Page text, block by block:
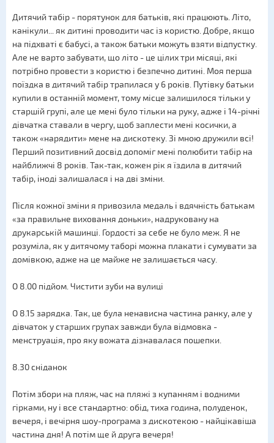
Дитячий табір - порятунок для батьків, які працюють. Літо,
канікули... як дитині проводити час із користю. Добре, якщо
на підхваті є бабусі, а також батьки можуть взяти відпустку.
Але не варто забувати, що літо - це цілих три місяці, які
потрібно провести з користю і безпечно дитині. Моя перша
поїздка в дитячий табір трапилася у 6 років. Путівку батьки
купили в останній момент, тому місце залишилося тільки у
старшій групі, але це мені було тільки на руку, адже і 14-річні
дівчатка ставали в чергу, щоб заплести мені косички, а
також «нарядити» мене на дискотеку. Зі мною дружили всі!
Перший позитивний досвід допоміг мені полюбити табір на
найближчі 8 років. Так-так, кожен рік я їздила в дитячий
табір, іноді залишалася і на дві зміни.
Після кожної зміни я привозила медаль і вдячність батькам
«за правильне виховання доньки», надруковану на
друкарській машинці. Гордості за себе не було меж. Я не
розуміла, як у дитячому таборі можна плакати і сумувати за
домівкою, адже на це майже не залишається часу.
О 8.00 підйом. Чистити зуби на вулиці
О 8.15 зарядка. Так, це була ненависна частина ранку, але у
дівчаток у старших групах завжди була відмовка -
менструація, про яку вожата дізнавалася пошепки.
8.30 сніданок
Потім збори на пляж, час на пляжі з купанням і водними
гірками, ну і все стандартно: обід, тиха година, полуденок,
вечеря, і вечірня шоу-програма з дискотекою - найцікавіша
частина дня! А потім ще й друга вечеря!